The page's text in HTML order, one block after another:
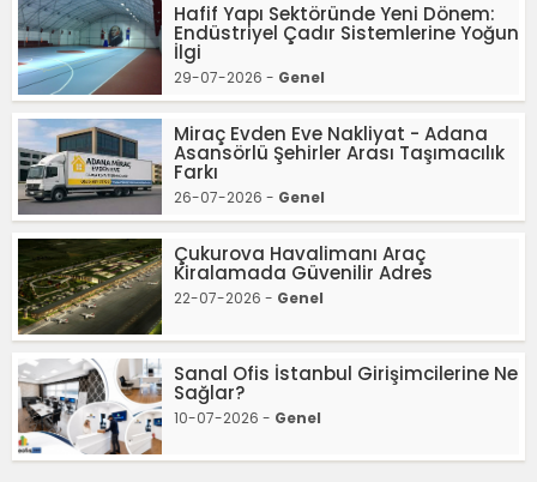
Hafif Yapı Sektöründe Yeni Dönem:
Endüstriyel Çadır Sistemlerine Yoğun
İlgi
29-07-2026 - Genel
Miraç Evden Eve Nakliyat - Adana
Asansörlü Şehirler Arası Taşımacılık
Farkı
26-07-2026 - Genel
Çukurova Havalimanı Araç
Kiralamada Güvenilir Adres
22-07-2026 - Genel
Sanal Ofis İstanbul Girişimcilerine Ne
Sağlar?
10-07-2026 - Genel